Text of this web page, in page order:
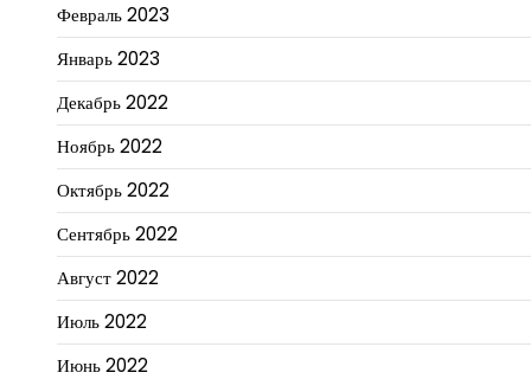
Февраль 2023
Январь 2023
Декабрь 2022
Ноябрь 2022
Октябрь 2022
Сентябрь 2022
Август 2022
Июль 2022
Июнь 2022